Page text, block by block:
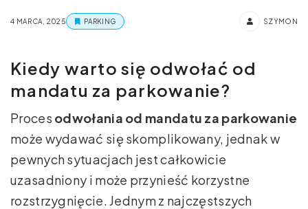
4 MARCA, 2025 PARKING SZYMON
Kiedy warto się odwołać od
mandatu za parkowanie?
Proces odwołania od mandatu za parkowanie
może wydawać się skomplikowany, jednak w
pewnych sytuacjach jest całkowicie
uzasadniony i może przynieść korzystne
rozstrzygnięcie. Jednym z najczęstszych